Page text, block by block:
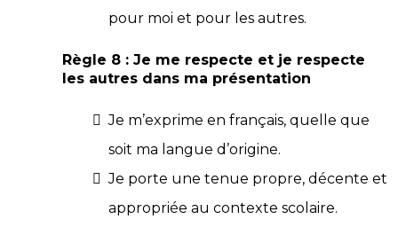
pour moi et pour les autres.
Règle 8 : Je me respecte et je respecte
les autres dans ma présentation
Je m’exprime en français, quelle que
soit ma langue d’origine.
Je porte une tenue propre, décente et
appropriée au contexte scolaire.